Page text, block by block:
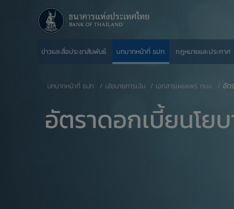
ข่าวและสื่อประชาสัมพันธ์ บทบาทหน้าที่ ธปท. กฎหมายและประกาศ
บทบาทหน้าที่ ธปท. นโยบายการเงิน เอกสารเผยแพร่ กนง. อัต
อัตราดอกเบี้ยนโย